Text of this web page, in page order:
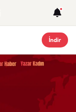
İndir